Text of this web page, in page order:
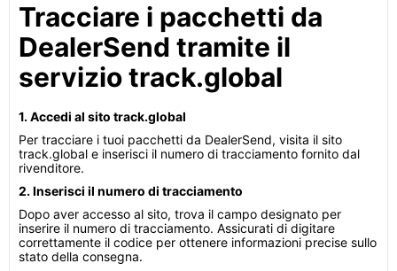
Tracciare i pacchetti da
DealerSend tramite il
servizio track.global
1. Accedi al sito track.global
Per tracciare i tuoi pacchetti da DealerSend, visita il sito
track.global e inserisci il numero di tracciamento fornito dal
rivenditore.
2. Inserisci il numero di tracciamento
Dopo aver accesso al sito, trova il campo designato per
inserire il numero di tracciamento. Assicurati di digitare
correttamente il codice per ottenere informazioni precise sullo
stato della consegna.